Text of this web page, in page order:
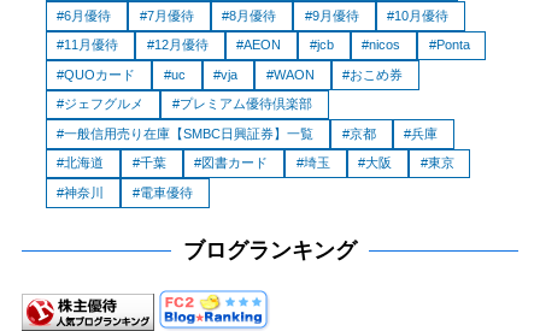
6月優待 7月優待 8月優待 9月優待 10月優待
11月優待 12月優待 AEON jcb nicos Ponta
QUOカード uc vja WAON おこめ券
ジェフグルメ プレミアム優待倶楽部
一般信用売り在庫【SMBC日興証券】一覧 京都 兵庫
北海道 千葉 図書カード 埼玉 大阪 東京
神奈川 電車優待
ブログランキング